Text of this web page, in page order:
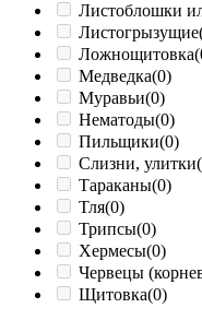
Листоблошки
Листогрызущие
Ложнощитовка
Медведка(0)
Муравьи(0)
Нематоды(0)
Пильщики(0)
Слизни, улитки
Тараканы(0)
Тля(0)
Трипсы(0)
Хермесы(0)
Червецы
Щитовка(0)